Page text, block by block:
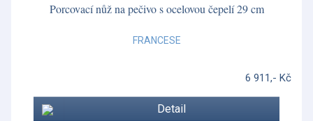
Porcovací nůž na pečivo s ocelovou čepelí 29 cm
FRANCESE
6 911,- Kč
Detail